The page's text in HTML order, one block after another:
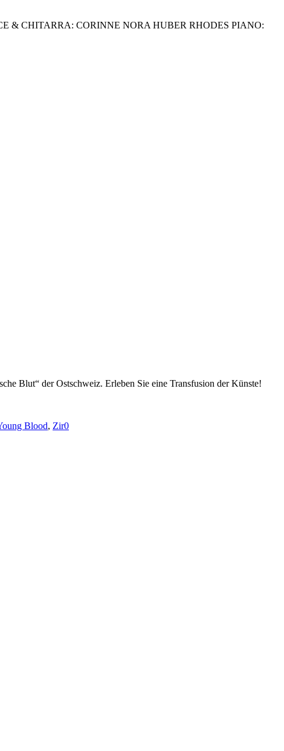
& CHITARRA: CORINNE NORA HUBER RHODES PIANO:
Blut“ der Ostschweiz. Erleben Sie eine Transfusion der Künste!
Blood, Zir0